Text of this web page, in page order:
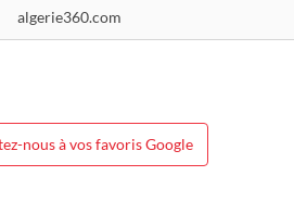
algerie360.com
nous à vos favoris Google